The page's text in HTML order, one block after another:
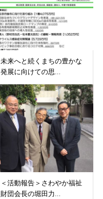
未来へと続くまちの豊かな
発展に向けての思...
＜活動報告＞さわやか福祉
財団会長の堀田力...